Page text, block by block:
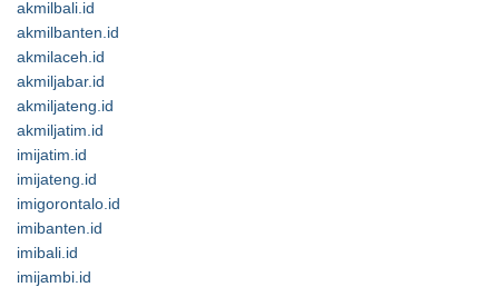
akmilbali.id
akmilbanten.id
akmilaceh.id
akmiljabar.id
akmiljateng.id
akmiljatim.id
imijatim.id
imijateng.id
imigorontalo.id
imibanten.id
imibali.id
imijambi.id